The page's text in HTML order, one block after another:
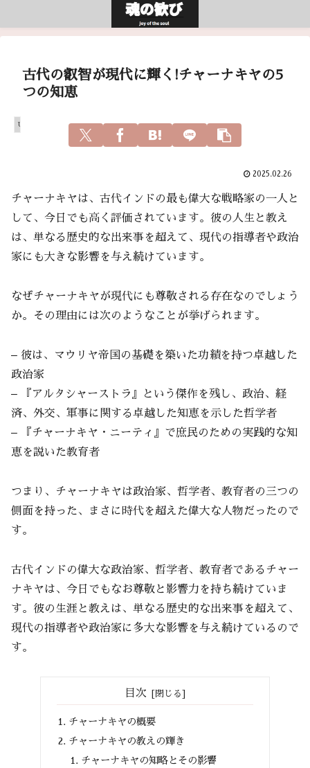
古代の叡智が現代に輝く!チャーナキヤの5
つの知恵
Uncategorized
2025.02.26
チャーナキヤは、古代インドの最も偉大な戦略家の一人と
して、今日でも高く評価されています。彼の人生と教え
は、単なる歴史的な出来事を超えて、現代の指導者や政治
家にも大きな影響を与え続けています。
なぜチャーナキヤが現代にも尊敬される存在なのでしょう
か。その理由には次のようなことが挙げられます。
– 彼は、マウリヤ帝国の基礎を築いた功績を持つ卓越した
政治家
– 『アルタシャーストラ』という傑作を残し、政治、経
済、外交、軍事に関する卓越した知恵を示した哲学者
– 『チャーナキヤ・ニーティ』で庶民のための実践的な知
恵を説いた教育者
つまり、チャーナキヤは政治家、哲学者、教育者の三つの
側面を持った、まさに時代を超えた偉大な人物だったので
す。
古代インドの偉大な政治家、哲学者、教育者であるチャー
ナキヤは、今日でもなお尊敬と影響力を持ち続けていま
す。彼の生涯と教えは、単なる歴史的な出来事を超えて、
現代の指導者や政治家に多大な影響を与え続けているので
す。
目次
チャーナキヤの概要
チャーナキヤの教えの輝き
チャーナキヤの知略とその影響